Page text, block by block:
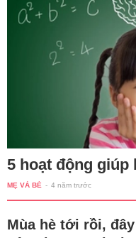
5 hoạt động
MẸ VÀ BÉ - 4 năm trước
Mùa hè tới rồi,